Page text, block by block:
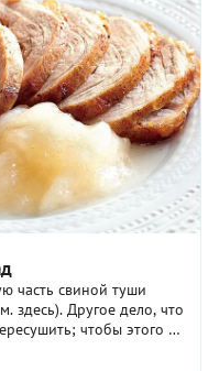
часть свиной туши
здесь). Другое дело, что
чтобы этого не